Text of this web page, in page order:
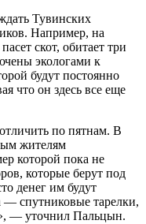
Тувинских
Например, на
скот, обитает три
экологами к
будут постоянно
что он здесь все еще
по пятнам. В
жителям
которой пока не
которые берут под
денег им будут
— спутниковые тарелки,
— уточнил Пальцын.